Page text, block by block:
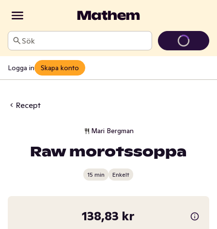
Sök
Logga in Skapa konto
Recept
Mari Bergman
Raw morotssoppa
15 min Enkelt
138,83 kr